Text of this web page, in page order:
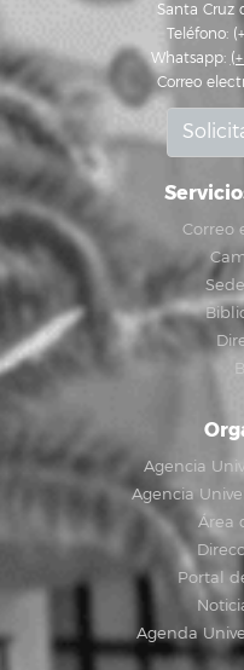
Santa Cruz
Teléfono:
Whatsapp:
Correo
Correo
Agencia
Agencia
Área
Portal
Agenda